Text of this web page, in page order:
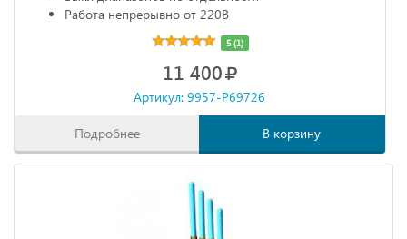
Работа непрерывно от 220В
5 (1)
11 400
Артикул: 9957-P69726
Подробнее В корзину